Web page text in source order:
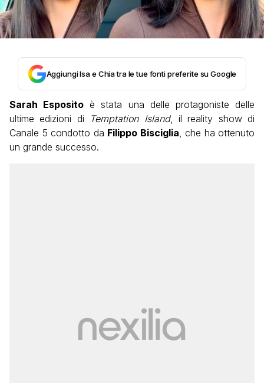
Aggiungi Isa e Chia tra le tue fonti preferite su Google
Sarah Esposito è stata una delle protagoniste delle
ultime edizioni di
Temptation Island, il reality show di
Canale 5 condotto da Filippo Bisciglia, che ha ottenuto
un grande successo.